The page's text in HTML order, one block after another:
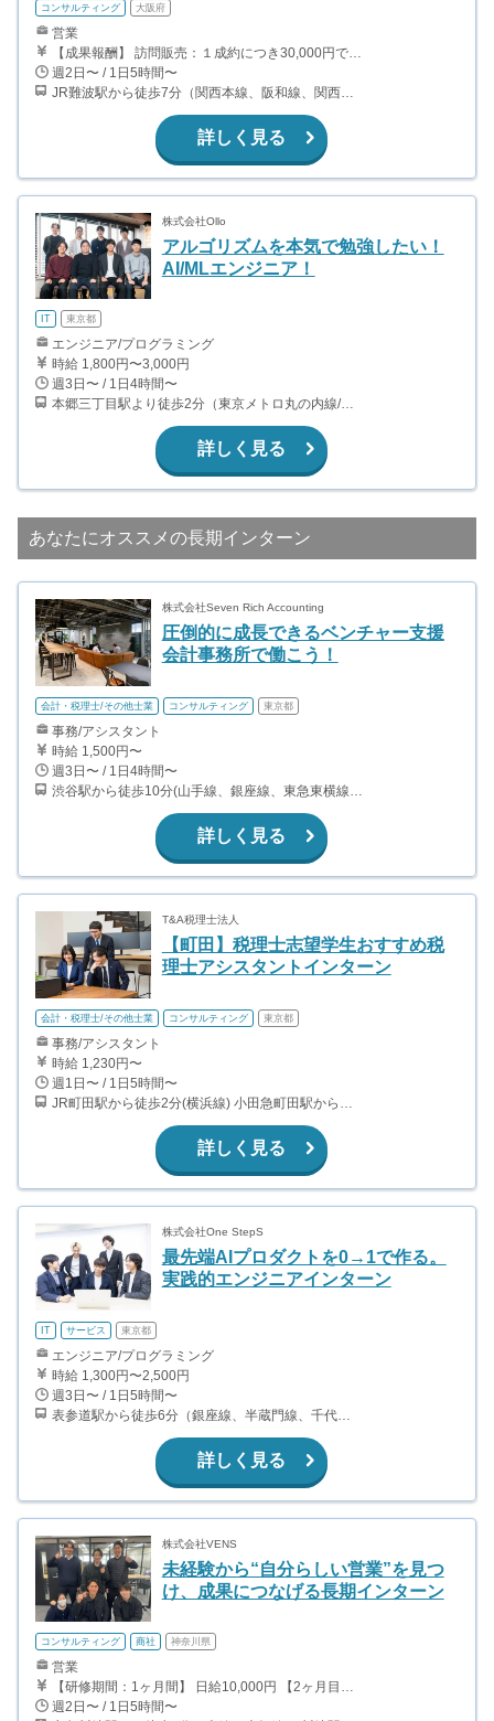
コンサルティング 大阪府
営業
【成果報酬】 訪問販売：１成約につき30,000円です。 例えば、光インターネットの成約であれば、平均的に2.5日で1件の契約が見込めます。（12,000円/1日6時間稼働） ＜月収例＞月に100万以上稼ぐ方もいます！ ・月5件成約：150,000円 ・月15件成約：450,000円 ・月30成約：900,000円➕マネジメントインセンティブ300,000円 合計1,200,000円 時給換算で2,000円程度が、平均的なインターン生の報酬となっています。
週2日〜 / 1日5時間〜
JR難波駅から徒歩7分（関西本線、阪和線、関西空港線） 大阪難波駅から徒歩13分（近鉄奈良線、阪神なんば線） 桜川駅から徒歩4分（大阪メトロ千日前線、阪神なんば線）
詳しく見る
株式会社Ollo
アルゴリズムを本気で勉強したい！
AI/MLエンジニア！
IT 東京都
エンジニア/プログラミング
時給 1,800円〜3,000円
週3日〜 / 1日4時間〜
本郷三丁目駅より徒歩2分（東京メトロ丸の内線/都営地下鉄大江戸線）
詳しく見る
あなたにオススメの長期インターン
株式会社Seven Rich Accounting
圧倒的に成長できるベンチャー支援
会計事務所で働こう！
会計・税理士/その他士業 コンサルティング 東京都
事務/アシスタント
時給 1,500円〜
週3日〜 / 1日4時間〜
渋谷駅から徒歩10分(山手線、銀座線、東急東横線、京王井の頭線 ほか)
詳しく見る
T&A税理士法人
【町田】税理士志望学生おすすめ税
理士アシスタントインターン
会計・税理士/その他士業 コンサルティング 東京都
事務/アシスタント
時給 1,230円〜
週1日〜 / 1日5時間〜
JR町田駅から徒歩2分(横浜線) 小田急町田駅から徒歩6分(小田急小田原線)
詳しく見る
株式会社One StepS
最先端AIプロダクトを0→1で作る。
実践的エンジニアインターン
IT サービス 東京都
エンジニア/プログラミング
時給 1,300円〜2,500円
週3日〜 / 1日5時間〜
表参道駅から徒歩6分（銀座線、半蔵門線、千代田線） 外苑前駅から徒歩6分（銀座線）
詳しく見る
株式会社VENS
未経験から“自分らしい営業”を見つ
け、成果につなげる長期インターン
コンサルティング 商社 神奈川県
営業
【研修期間：1ヶ月間】 日給10,000円 【2ヶ月目以降】成果報酬型 ・1件成約につき30,000〜50,000円 ・実力や成績次第ではボーナスあり ・昇進制度により報酬アップあり 未経験からスタートした学生も、先輩社員のサポートを受けながら成果を伸ばしています。 ＜2ヶ月目以降の報酬例＞ ・週2〜3日勤務で月15万円前後 ・週4〜5日勤務で月25万円前後 土日稼働、午後出勤、長期休暇を活用して勤務時間を確保し、月60万円以上の報酬につながった学生もいます。 頑張りが報酬と自信につながる長期インターンです。
週2日〜 / 1日5時間〜